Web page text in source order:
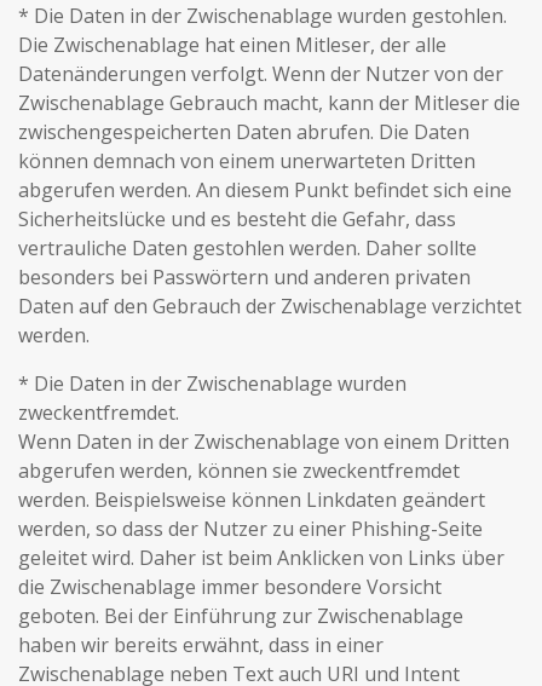
* Die Daten in der Zwischenablage wurden gestohlen.
Die Zwischenablage hat einen Mitleser, der alle
Datenänderungen verfolgt. Wenn der Nutzer von der
Zwischenablage Gebrauch macht, kann der Mitleser die
zwischengespeicherten Daten abrufen. Die Daten
können demnach von einem unerwarteten Dritten
abgerufen werden. An diesem Punkt befindet sich eine
Sicherheitslücke und es besteht die Gefahr, dass
vertrauliche Daten gestohlen werden. Daher sollte
besonders bei Passwörtern und anderen privaten
Daten auf den Gebrauch der Zwischenablage verzichtet
werden.
* Die Daten in der Zwischenablage wurden
zweckentfremdet.
Wenn Daten in der Zwischenablage von einem Dritten
abgerufen werden, können sie zweckentfremdet
werden. Beispielsweise können Linkdaten geändert
werden, so dass der Nutzer zu einer Phishing-Seite
geleitet wird. Daher ist beim Anklicken von Links über
die Zwischenablage immer besondere Vorsicht
geboten. Bei der Einführung zur Zwischenablage
haben wir bereits erwähnt, dass in einer
Zwischenablage neben Text auch URI und Intent